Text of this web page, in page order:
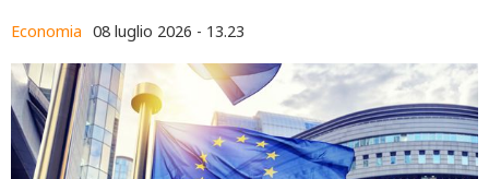
Economia 08 luglio 2026 - 13.23